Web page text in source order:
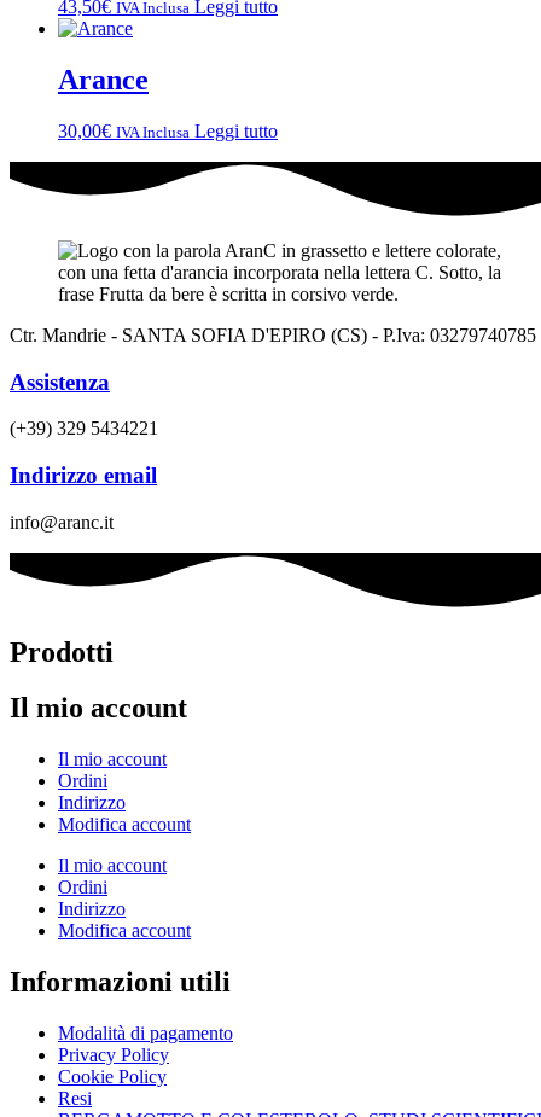
43,50€ IVA Inclusa Leggi tutto
Arance
30,00€ IVA Inclusa Leggi tutto
Ctr. Mandrie - SANTA SOFIA D'EPIRO (CS) - P.Iva: 03279740785
Assistenza
(+39) 329 5434221
Indirizzo email
info@aranc.it
Prodotti
Il mio account
Il mio account
Ordini
Indirizzo
Modifica account
Il mio account
Ordini
Indirizzo
Modifica account
Informazioni utili
Modalità di pagamento
Privacy Policy
Cookie Policy
Resi